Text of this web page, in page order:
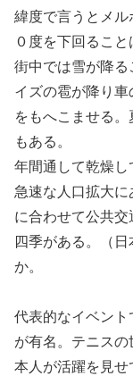
緯度で言うとメ
０度を下回ること
街中では雪が降
イズの雹が降り
をもへこませる
もある。
年間通して乾燥し
急速な人口拡大
に合わせて公共交
四季がある。（
か。
代表的なイベント
が有名。テニス
本人が活躍を見